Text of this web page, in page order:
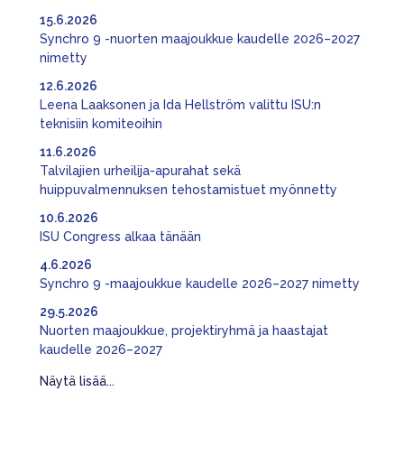
Synchro 9 -nuorten maajoukkue kaudelle 2026–2027
nimetty
15.6.2026
Leena Laaksonen ja Ida Hellström valittu ISU:n
teknisiin komiteoihin
12.6.2026
Talvilajien urheilija-apurahat sekä
huippuvalmennuksen tehostamistuet myönnetty
11.6.2026
ISU Congress alkaa tänään
10.6.2026
Synchro 9 -maajoukkue kaudelle 2026–2027 nimetty
4.6.2026
Nuorten maajoukkue, projektiryhmä ja haastajat
kaudelle 2026–2027
29.5.2026
Näytä lisää...